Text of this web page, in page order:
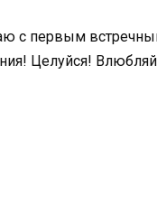
с первым
Целуйся!